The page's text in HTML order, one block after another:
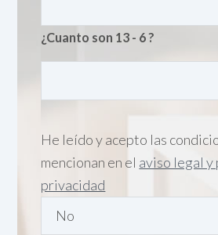
¿Cuanto son 13 - 6 ?
He leído y acepto las
mencionan en el aviso legal
privacidad